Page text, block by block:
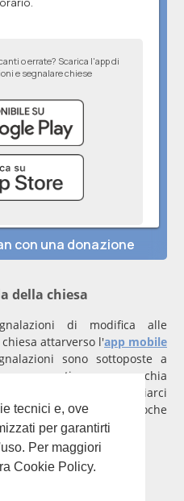
tecnici e, ove
per garantirti
Per maggiori
Cookie Policy.
della chiesa
di modifica alle
attarverso l'app mobile
sono sottoposte a
rappresenti una parrocchia
verificato per inviarci
saranno gestite entro poche
ainfo@dindondan.app